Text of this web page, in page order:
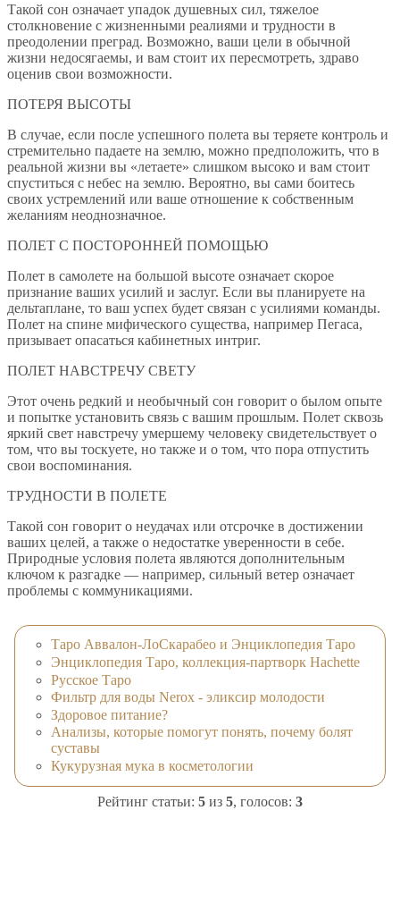
Такой сон означает упадок душевных сил, тяжелое
столкновение с жизненными реалиями и трудности в
преодолении преград. Возможно, ваши цели в обычной
жизни недосягаемы, и вам стоит их пересмотреть, здраво
оценив свои возможности.
ПОТЕРЯ ВЫСОТЫ
В случае, если после успешного полета вы теряете контроль и
стремительно падаете на землю, можно предположить, что в
реальной жизни вы «летаете» слишком высоко и вам стоит
спуститься с небес на землю. Вероятно, вы сами боитесь
своих устремлений или ваше отношение к собственным
желаниям неоднозначное.
ПОЛЕТ С ПОСТОРОННЕЙ ПОМОЩЬЮ
Полет в самолете на большой высоте означает скорое
признание ваших усилий и заслуг. Если вы планируете на
дельтаплане, то ваш успех будет связан с усилиями команды.
Полет на спине мифического существа, например Пегаса,
призывает опасаться кабинетных интриг.
ПОЛЕТ НАВСТРЕЧУ СВЕТУ
Этот очень редкий и необычный сон говорит о былом опыте
и попытке установить связь с вашим прошлым. Полет сквозь
яркий свет навстречу умершему человеку свидетельствует о
том, что вы тоскуете, но также и о том, что пора отпустить
свои воспоминания.
ТРУДНОСТИ В ПОЛЕТЕ
Такой сон говорит о неудачах или отсрочке в достижении
ваших целей, а также о недостатке уверенности в себе.
Природные условия полета являются дополнительным
ключом к разгадке — например, сильный ветер означает
проблемы с коммуникациями.
Таро Аввалон-ЛоСкарабео и Энциклопедия Таро
Энциклопедия Таро, коллекция-партворк Hachette
Русское Таро
Фильтр для воды Nerox - эликсир молодости
Здоровое питание?
Анализы, которые помогут понять, почему болят
суставы
Кукурузная мука в косметологии
Рейтинг статьи: 5 из 5, голосов: 3